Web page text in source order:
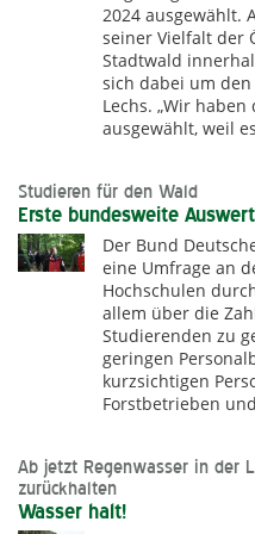
2024 ausgewählt.
seiner Vielfalt der
Stadtwald
sich dabei um
Lechs. „Wir
ausgewählt, weil
Studieren für den Wald
Erste bundesweite
Der Bund
eine Umfrage an
Hochschulen
allem über die
Studierenden zu
geringen
kurzsichtigen
Forstbetrieben
Ab jetzt Regenwasser in der
zurückhalten
Wasser halt!